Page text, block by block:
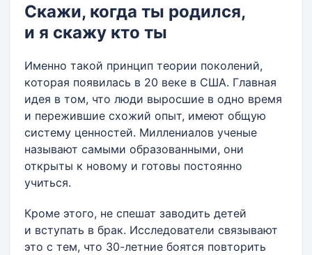
Скажи, когда ты родился,
и я скажу кто ты
Именно такой принцип теории поколений,
которая появилась в 20 веке в США. Главная
идея в том, что люди выросшие в одно время
и пережившие схожий опыт, имеют общую
систему ценностей. Миллениалов ученые
называют самыми​ образованным​и​, они ​
открыты к новому и готовы постоянно
учиться.
Кроме этого, не спешат заводить детей
и вступать в брак. Исследователи связывают
это с тем, что 30-летние боятся повторить